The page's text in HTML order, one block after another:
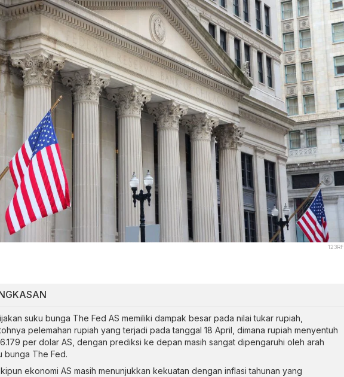
123RF
suku bunga The Fed AS memiliki dampak besar pada nilai tukar rupiah,
pelemahan rupiah yang terjadi pada tanggal 18 April, dimana rupiah menyentuh
per dolar AS, dengan prediksi ke depan masih sangat dipengaruhi oleh arah
bunga The Fed.
ekonomi AS masih menunjukkan kekuatan dengan inflasi tahunan yang